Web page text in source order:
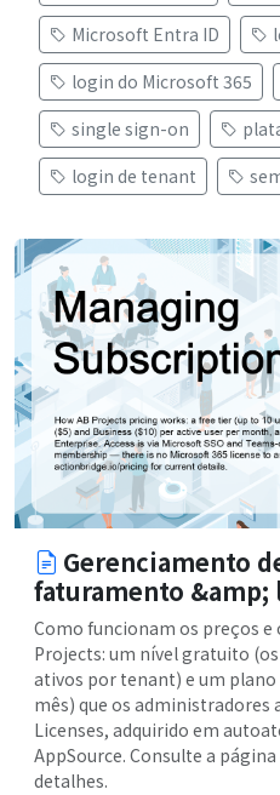
Microsoft Entra ID
login do Microsoft 365
single sign-on
login de tenant
Gerenciamento
faturamento &amp;
Como funcionam os preços e
Projects: um nível gratuito
ativos por tenant) e um
mês) que os
Licenses, adquirido em
AppSource. Consulte a
detalhes.